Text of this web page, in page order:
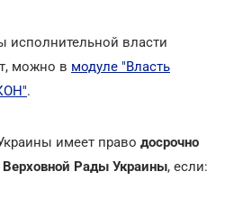
исполнительной власти
можно в модуле "Власть
.
имеет право досрочно
Рады Украины, если: